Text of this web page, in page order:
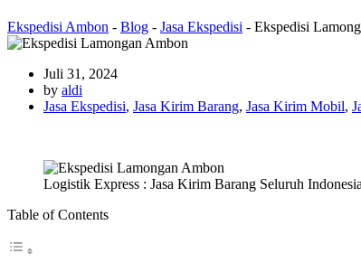
Ekspedisi Ambon - Blog - Jasa Ekspedisi - Ekspedisi
Juli 31, 2024
by aldi
Jasa Ekspedisi, Jasa Kirim Barang, Jasa Kirim Mobil,
Logistik Express : Jasa Kirim Barang Seluruh Indonesia
Table of Contents